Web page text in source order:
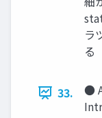
ラ
る
33.
●